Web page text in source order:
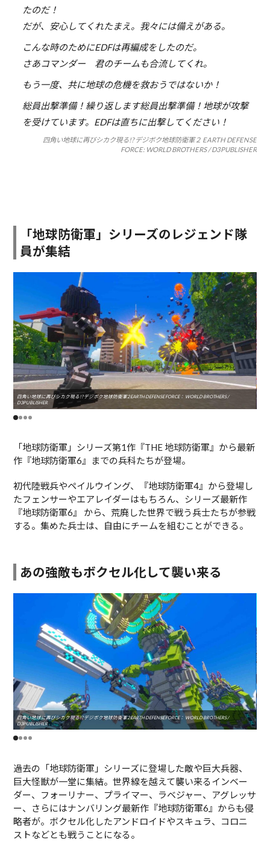
たのだ！
だが、安心してくれたまえ。我々には備えがある。
こんな時のためにEDFは再編成をしたのだ。
さあコマンダー 君のチームも合流してくれ。
もう一度、共に地球の危機を救おうではないか！
総員出撃準備！繰り返します総員出撃準備！地球が攻撃
を受けています。EDFは直ちに出撃してください！
四角い地球に再びシカク現る!? デジボク地球防衛軍２ EARTH DEFENSE
FORCE: WORLD BROTHERS / D3PUBLISHER
「地球防衛軍」シリーズのレジェンド隊
員が集結
四角い地球に再びシカク現る!? デジボク地球防衛軍2 EARTH DEFENSE FORCE： WORLD BROTHERS /
D3PUBLISHER
「地球防衛軍」シリーズ第1作『THE 地球防衛軍』から最新
作『地球防衛軍6』までの兵科たちが登場。
初代陸戦兵やペイルウイング、『地球防衛軍4』から登場し
たフェンサーやエアレイダーはもちろん、シリーズ最新作
『地球防衛軍6』 から、荒廃した世界で戦う兵士たちが参戦
する。集めた兵士は、自由にチームを組むことができる。
あの強敵もボクセル化して襲い来る
四角い地球に再びシカク現る!? デジボク地球防衛軍2 EARTH DEFENSE FORCE： WORLD BROTHERS /
D3PUBLISHER
過去の「地球防衛軍」シリーズに登場した敵や巨大兵器、
巨大怪獣が一堂に集結。世界線を越えて襲い来るインベー
ダー、フォーリナー、プライマー、ラベジャー、アグレッサ
ー、さらにはナンバリング最新作『地球防衛軍6』からも侵
略者が。ボクセル化したアンドロイドやスキュラ、コロニ
ストなどとも戦うことになる。